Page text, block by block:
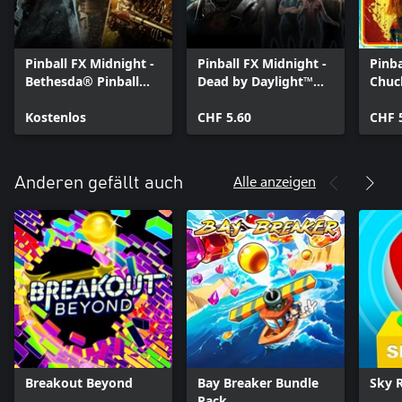
Pinball FX Midnight -
Bethesda® Pinball
Kostenlos
Pinball FX Midnight -
Dead by Daylight™
CHF 5.60
CHF
Anderen gefällt auch Alle anzeigen
Breakout Beyond
Bay Breaker Bundle
Sky